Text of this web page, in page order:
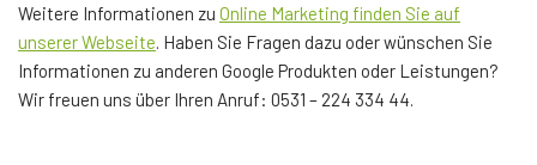
Weitere Informationen zu Online Marketing finden Sie auf
unserer Webseite. Haben Sie Fragen dazu oder wünschen Sie
Informationen zu anderen Google Produkten oder Leistungen?
Wir freuen uns über Ihren Anruf: 0531 – 224 334 44.